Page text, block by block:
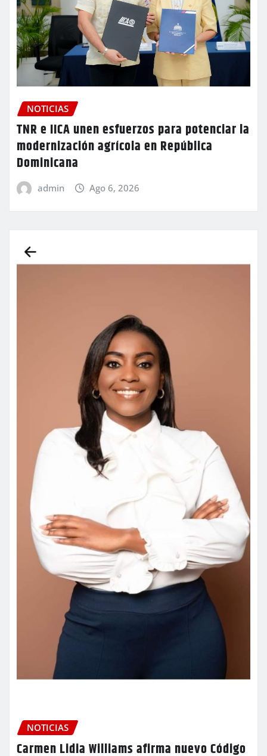
NOTICIAS
TNR e IICA unen esfuerzos para potenciar la
modernización agrícola en República
Dominicana
admin Ago 6, 2026
NOTICIAS
Carmen Lidia Williams afirma nuevo Código